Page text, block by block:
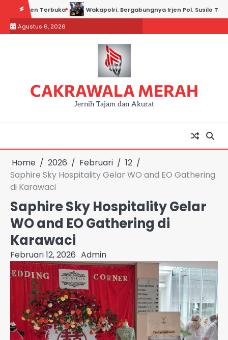
content
Wakapolri: Bergabungnya Irjen Pol. Susilo Teguh Raharjo
Agustus 6, 2026
CAKRAWALA MERAH
Jernih Tajam dan Akurat
Home 2026 Februari
12
Saphire Sky Hospitality Gelar WO and EO Gathering
di Karawaci
Saphire Sky Hospitality Gelar
WO and EO Gathering di
Karawaci
Februari 12, 2026 Admin